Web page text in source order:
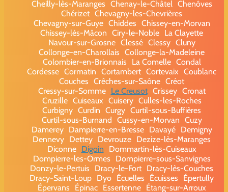
Cheilly-lès-Maranges Chenay-le-Châtel Chenôves
Chérizet Chevagny-les-Chevrières
Chevagny-sur-Guye Chiddes Chissey-en-Morvan
Chissey-lès-Mâcon Ciry-le-Noble La Clayette
Navour-sur-Grosne Clessé Clessy Cluny
Collonge-en-Charollais Collonge-la-Madeleine
Colombier-en-Brionnais
La Comelle Condal
Cordesse Cormatin Cortambert Cortevaix Coublanc
Couches Crêches-sur-Saône Créot
Cressy-sur-Somme
Le Creusot Crissey Cronat
Cruzille Cuiseaux Cuisery Culles-les-Roches
Curbigny Curdin Curgy Curtil-sous-Buffières
Curtil-sous-Burnand Cussy-en-Morvan Cuzy
Damerey
Dampierre-en-Bresse Davayé
Demigny
Dennevy Dettey Devrouze Dezize-lès-Maranges
Diconne
Digoin
Dommartin-lès-Cuiseaux
Dompierre-les-Ormes
Dompierre-sous-Sanvignes
Donzy-le-Pertuis
Dracy-le-Fort Dracy-lès-Couches
Dracy-Saint-Loup Dyo Écuelles Écuisses
Épertully
Épervans
Épinac Essertenne
Étang-sur-Arroux